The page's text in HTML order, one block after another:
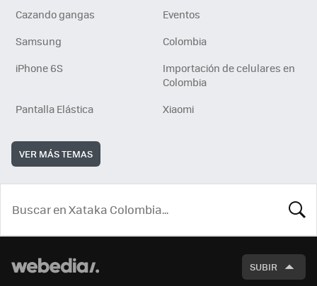
Cazando gangas
Eventos
Samsung
Colombia
iPhone 6S
Importación de celulares en
Colombia
Pantalla Elástica
Xiaomi
VER MÁS TEMAS
SUBIR